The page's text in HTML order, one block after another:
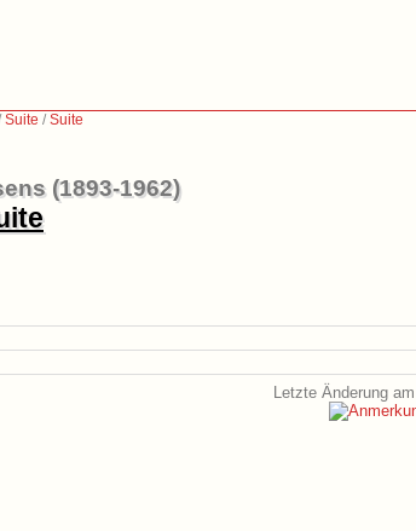
Suite /Suite
(1893-1962)
Letzte Änderung